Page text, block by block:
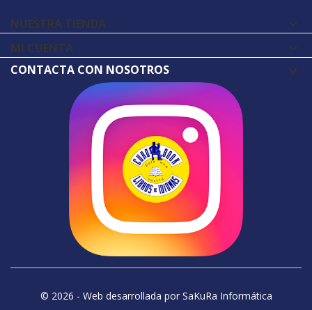
NUESTRA TIENDA 
MI CUENTA 
CONTACTA CON NOSOTROS
© 2026 - Web desarrollada por SaKuRa Informática